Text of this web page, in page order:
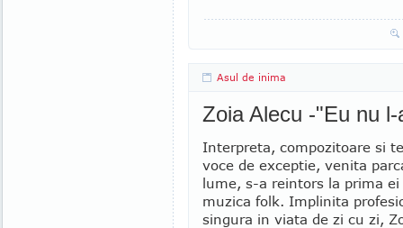
Asul de inima
Zoia Alecu -"Eu nu
Interpreta, compozitoare si
voce de exceptie, venita
lume, s-a reintors la prima
muzica folk. Implinita
singura in viata de zi cu zi,